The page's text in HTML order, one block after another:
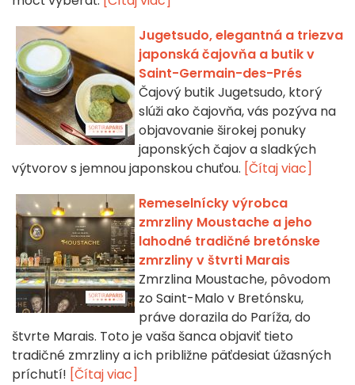
Jugetsudo, elegantná a triezva
japonská čajovňa a butik v
Saint-Germain-des-Prés
Čajový butik Jugetsudo, ktorý
slúži ako čajovňa, vás pozýva na
objavovanie širokej ponuky
japonských čajov a sladkých
výtvorov s jemnou japonskou chuťou. [Čítaj viac]
Remeselnícky výrobca
zmrzliny Moustache a jeho
lahodné tradičné bretónske
zmrzliny v štvrti Marais
Zmrzlina Moustache, pôvodom
zo Saint-Malo v Bretónsku,
práve dorazila do Paríža, do
štvrte Marais. Toto je vaša šanca objaviť tieto
tradičné zmrzliny a ich približne päťdesiat úžasných
príchutí! [Čítaj viac]